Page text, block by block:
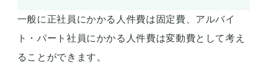
一般に正社員にかかる人件費は固定費、アルバイ
ト・パート社員にかかる人件費は変動費として考え
ることができます。